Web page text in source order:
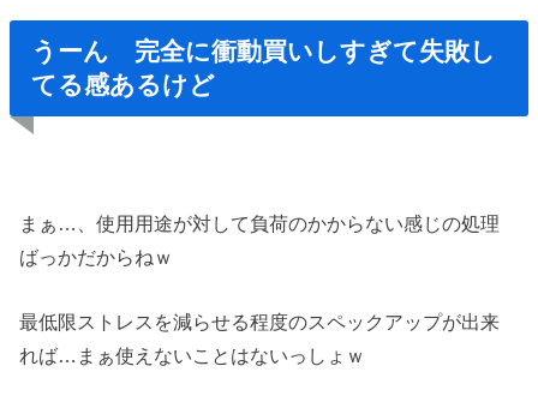
うーん 完全に衝動買いしすぎて失敗し
てる感あるけど
まぁ…、使用用途が対して負荷のかからない感じの処理
ばっかだからねｗ
最低限ストレスを減らせる程度のスペックアップが出来
れば…まぁ使えないことはないっしょｗ